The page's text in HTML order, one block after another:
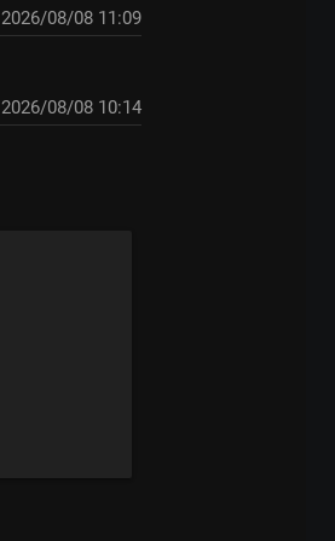
2026/08/08 11:09
2026/08/08 10:14